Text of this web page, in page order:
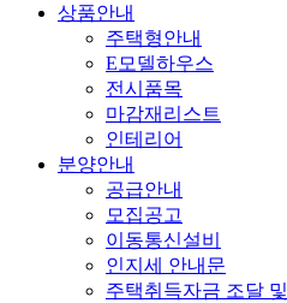
상품안내
주택형안내
E모델하우스
전시품목
마감재리스트
인테리어
분양안내
공급안내
모집공고
이동통신설비
인지세 안내문
주택취득자금 조달 및